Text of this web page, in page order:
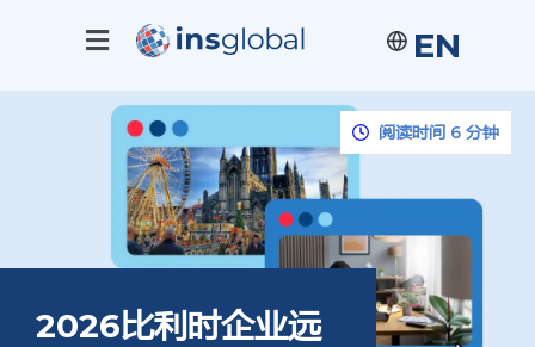
EN
阅读时间 6 分钟
2026比利时企业远